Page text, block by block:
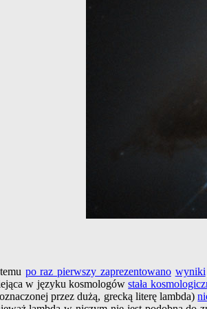
po raz pierwszy zaprezentowano wyniki
w języku kosmologówstała
przez dużą, grecką literę lambda)